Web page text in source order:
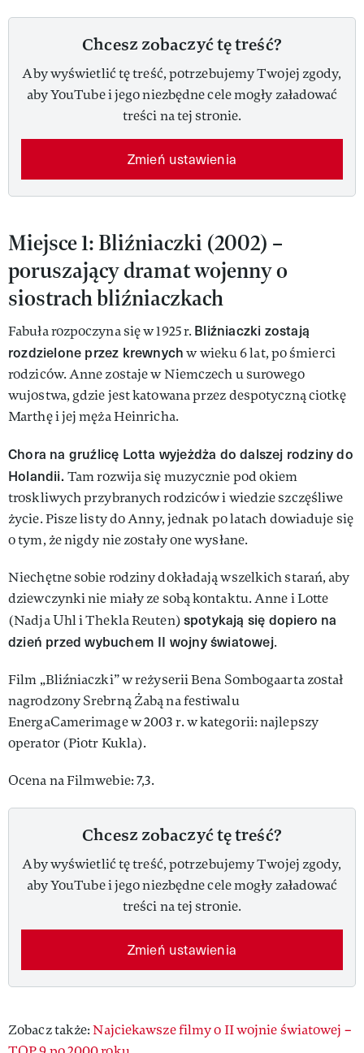
Chcesz zobaczyć tę treść?
Aby wyświetlić tę treść, potrzebujemy Twojej zgody,
aby YouTube i jego niezbędne cele mogły załadować
treści na tej stronie.
Zmień ustawienia
Miejsce 1: Bliźniaczki (2002) –
poruszający dramat wojenny o
siostrach bliźniaczkach
Fabuła rozpoczyna się w 1925 r. Bliźniaczki zostają
rozdzielone przez krewnychw wieku 6 lat, po śmierci
rodziców. Anne zostaje w Niemczech u surowego
wujostwa, gdzie jest katowana przez despotyczną ciotkę
Marthę i jej męża Heinricha.
Chora na gruźlicę Lotta wyjeżdża do dalszej rodziny do
Holandii. Tam rozwija się muzycznie pod okiem
troskliwych przybranych rodziców i wiedzie szczęśliwe
życie. Pisze listy do Anny, jednak po latach dowiaduje się
o tym, że nigdy nie zostały one wysłane.
Niechętne sobie rodziny dokładają wszelkich starań, aby
dziewczynki nie miały ze sobą kontaktu. Anne i Lotte
(Nadja Uhl i Thekla Reuten)spotykają się dopiero na
dzień przed wybuchem II wojny światowej.
Film „Bliźniaczki” w reżyserii Bena Sombogaarta został
nagrodzony Srebrną Żabą na festiwalu
EnergaCamerimage w 2003 r. w kategorii: najlepszy
operator (Piotr Kukla).
Ocena na Filmwebie: 7,3.
Chcesz zobaczyć tę treść?
Aby wyświetlić tę treść, potrzebujemy Twojej zgody,
aby YouTube i jego niezbędne cele mogły załadować
treści na tej stronie.
Zmień ustawienia
Zobacz także:Najciekawsze filmy o II wojnie światowej –